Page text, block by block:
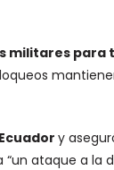
militares
y
ataque a la